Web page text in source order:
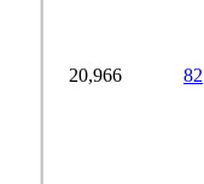
82
20,966